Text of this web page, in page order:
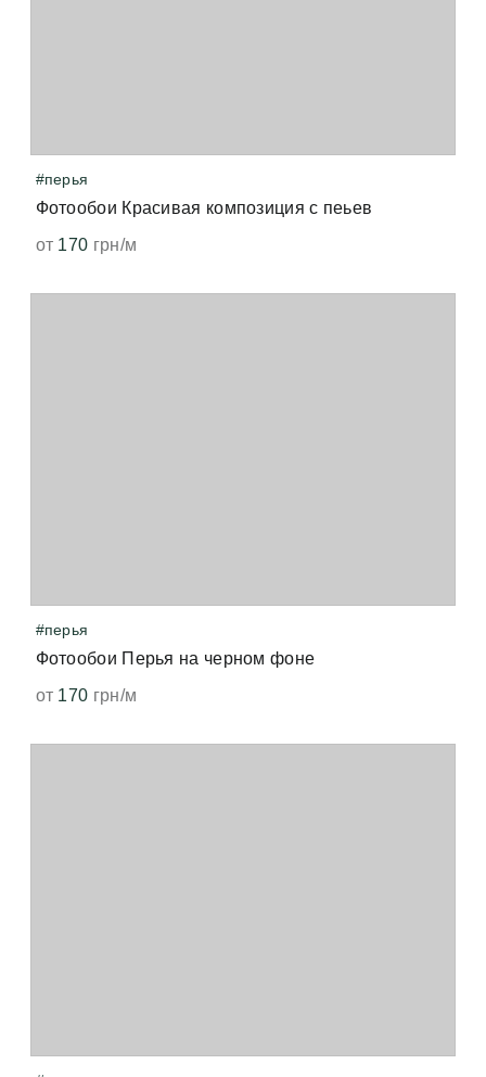
#перья
Фотообои Красивая композиция с пеьев
от 170 грн/м
#перья
Фотообои Перья на черном фоне
от 170 грн/м